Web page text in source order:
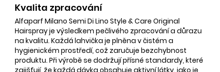
Kvalita zpracování
Alfaparf Milano Semi Di Lino Style & Care Original
Hairspray je výsledkem pečlivého zpracování a důrazu
na kvalitu. Každá lahvička je plněna v čistém a
hygienickém prostředí, což zaručuje bezchybnost
produktu. Při výrobě se dodržují přísné standardy, které
zajišťují, že každá dávka obsahuje aktivní látky, jako je